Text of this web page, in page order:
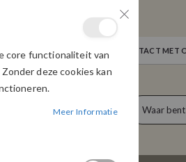
INLOGGEN NEEM CONTACT MET
Cart
core functionaliteit van
deze cookies kan
Meer Informatie